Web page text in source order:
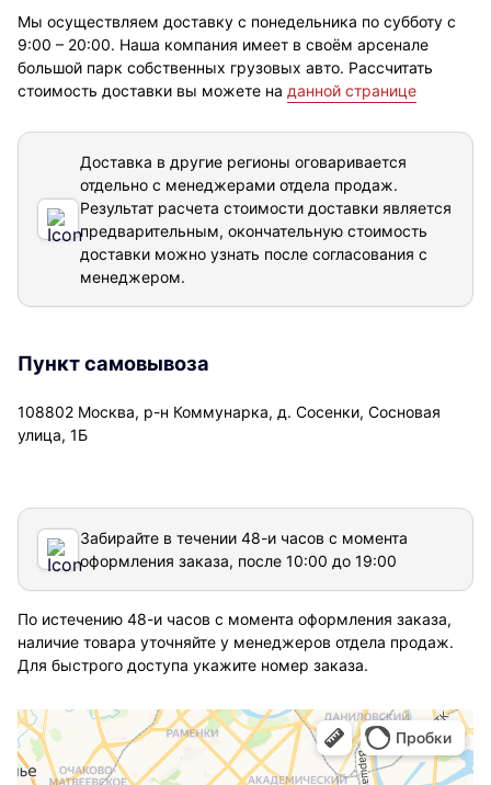
Мы осуществляем доставку с понедельника по субботу с
9:00 – 20:00. Наша компания имеет в своём арсенале
большой парк собственных грузовых авто. Рассчитать
стоимость доставки вы можете на данной странице
Доставка в другие регионы оговаривается
отдельно с менеджерами отдела продаж.
Результат расчета стоимости доставки является
предварительным, окончательную стоимость
доставки можно узнать после согласования с
менеджером.
Пункт самовывоза
108802 Москва, р-н Коммунарка, д. Сосенки, Сосновая
улица, 1Б
Забирайте в течении 48-и часов с момента
оформления заказа, после 10:00 до 19:00
По истечению 48-и часов с момента оформления заказа,
наличие товара уточняйте у менеджеров отдела продаж.
Для быстрого доступа укажите номер заказа.